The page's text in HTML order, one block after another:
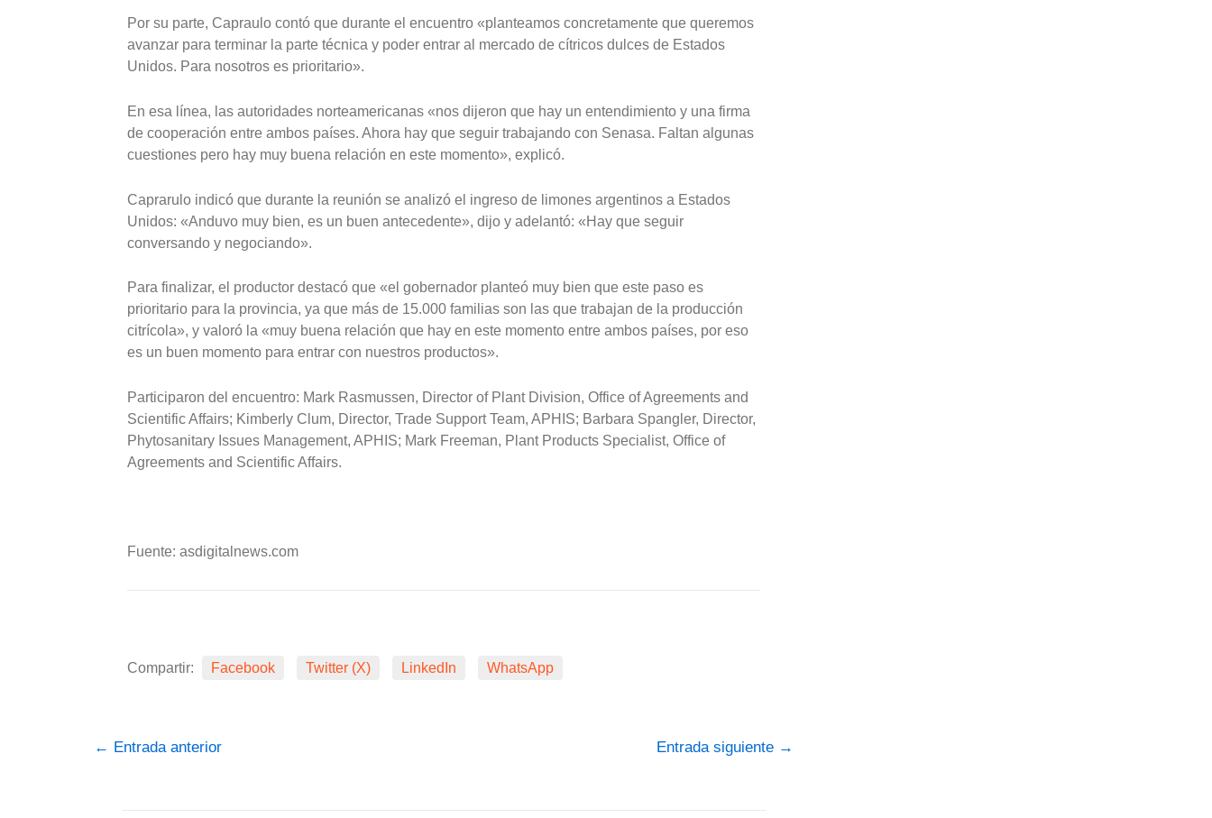
Por su parte, Capraulo contó que durante el encuentro «planteamos concretamente que queremos
avanzar para terminar la parte técnica y poder entrar al mercado de cítricos dulces de Estados
Unidos. Para nosotros es prioritario».
En esa línea, las autoridades norteamericanas «nos dijeron que hay un entendimiento y una firma
de cooperación entre ambos países. Ahora hay que seguir trabajando con Senasa. Faltan algunas
cuestiones pero hay muy buena relación en este momento», explicó.
Caprarulo indicó que durante la reunión se analizó el ingreso de limones argentinos a Estados
Unidos: «Anduvo muy bien, es un buen antecedente», dijo y adelantó: «Hay que seguir
conversando y negociando».
Para finalizar, el productor destacó que «el gobernador planteó muy bien que este paso es
prioritario para la provincia, ya que más de 15.000 familias son las que trabajan de la producción
citrícola», y valoró la «muy buena relación que hay en este momento entre ambos países, por eso
es un buen momento para entrar con nuestros productos».
Participaron del encuentro: Mark Rasmussen, Director of Plant Division, Office of Agreements and
Scientific Affairs; Kimberly Clum, Director, Trade Support Team, APHIS; Barbara Spangler, Director,
Phytosanitary Issues Management, APHIS; Mark Freeman, Plant Products Specialist, Office of
Agreements and Scientific Affairs.
Fuente: asdigitalnews.com
Compartir: Facebook Twitter (X) LinkedIn WhatsApp
← Entrada anterior Entrada siguiente →